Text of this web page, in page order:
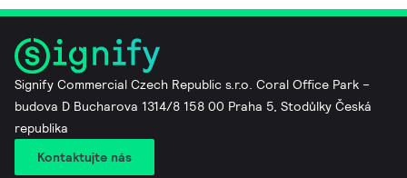
Signify Commercial Czech Republic s.r.o. Coral Office Park –
budova D Bucharova 1314/8 158 00 Praha 5, Stodůlky Česká
republika
Kontaktujte nás